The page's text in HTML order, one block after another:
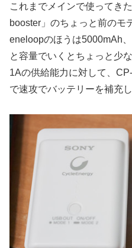
これまでメインで使ってき
booster」のちょっと前のモ
eneloopのほうは5000mAh
と容量でいくとちょっと少
1Aの供給能力に対して、
で速攻でバッテリーを補充